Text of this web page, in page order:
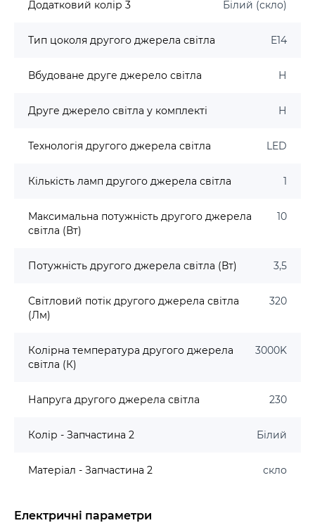
Додатковий колір 3 Білий (скло)
Тип цоколя другого джерела світла E14
Вбудоване друге джерело світла Н
Друге джерело світла у комплекті Н
Технологія другого джерела світла LED
Кількість ламп другого джерела світла 1
Максимальна потужність другого джерела
світла (Вт)
10
Потужність другого джерела світла (Вт) 3,5
Світловий потік другого джерела світла
(Лм)
320
Колірна температура другого джерела
світла (К)
3000K
Напруга другого джерела світла 230
Колір - Запчастина 2 Білий
Матеріал - Запчастина 2 скло
Електричні параметри